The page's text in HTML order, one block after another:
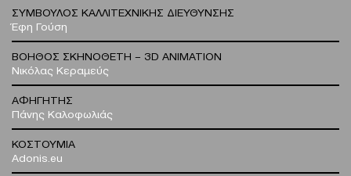
ΣΥΜΒΟΥΛΟΣ ΚΑΛΛΙΤΕΧΝΙΚΗΣ ΔΙΕΥΘΥΝΣΗΣ
Έφη Γούση
ΒΟΗΘΟΣ ΣΚΗΝΟΘΕΤΗ – 3D ANIMATION
Νικόλας Κεραμεύς
ΑΦΗΓΗΤΗΣ
Πάνης Καλοφωλιάς
ΚΟΣΤΟΥΜΙΑ
Adonis.eu